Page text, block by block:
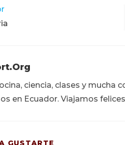
ciencia, clases y mucha
en Ecuador. Viajamos
GUSTARTE